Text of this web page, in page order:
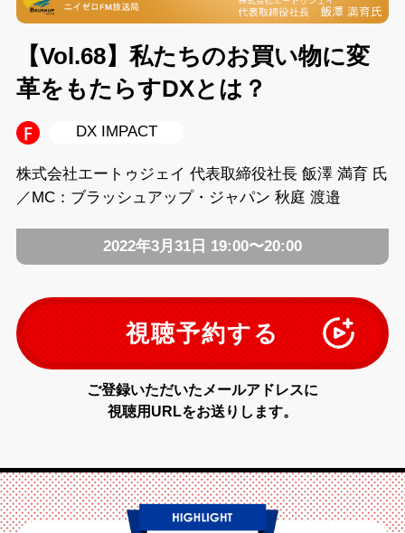
【Vol.68】私たちのお買い物に変
革をもたらすDXとは？
DX IMPACT
株式会社エートゥジェイ 代表取締役社長 飯澤 満育 氏
／MC：ブラッシュアップ・ジャパン 秋庭 渡邉
2022年3月31日 19:00〜20:00
視聴予約する
ご登録いただいたメールアドレスに
視聴用URLをお送りします。